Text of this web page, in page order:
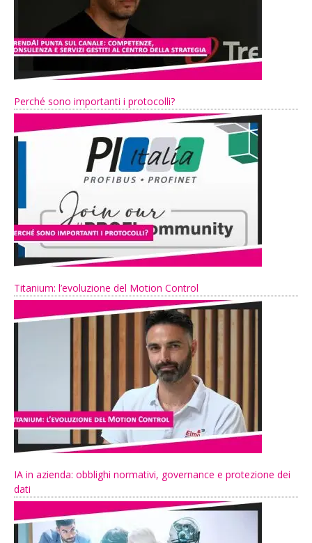
Perché sono importanti i protocolli?
Titanium: l’evoluzione del Motion Control
IA in azienda: obblighi normativi, governance e protezione dei
dati